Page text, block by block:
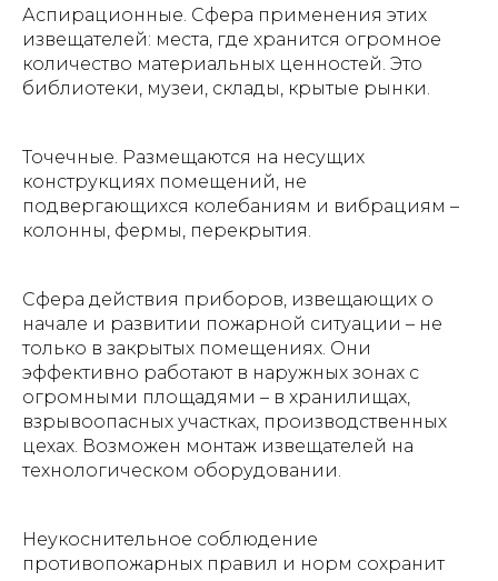
Аспирационные. Сфера применения этих
извещателей: места, где хранится огромное
количество материальных ценностей. Это
библиотеки, музеи, склады, крытые рынки.
Точечные. Размещаются на несущих
конструкциях помещений, не
подвергающихся колебаниям и вибрациям –
колонны, фермы, перекрытия.
Сфера действия приборов, извещающих о
начале и развитии пожарной ситуации – не
только в закрытых помещениях. Они
эффективно работают в наружных зонах с
огромными площадями – в хранилищах,
взрывоопасных участках, производственных
цехах. Возможен монтаж извещателей на
технологическом оборудовании.
Неукоснительное соблюдение
противопожарных правил и норм сохранит